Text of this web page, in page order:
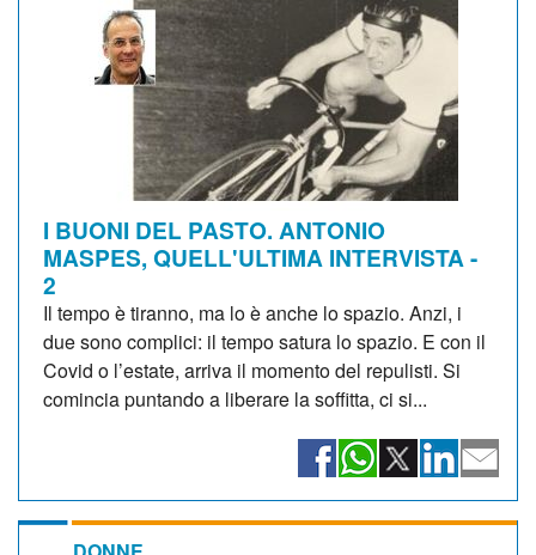
I BUONI DEL PASTO. ANTONIO
MASPES, QUELL'ULTIMA INTERVISTA -
2
Il tempo è tiranno, ma lo è anche lo spazio. Anzi, i
due sono complici: il tempo satura lo spazio. E con il
Covid o l’estate, arriva il momento del repulisti. Si
comincia puntando a liberare la soffitta, ci si...